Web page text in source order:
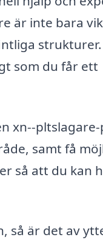
är inte bara
strukturer.
som du får ett
xn--pltslagare-
samt få
så att du kan
så är det av